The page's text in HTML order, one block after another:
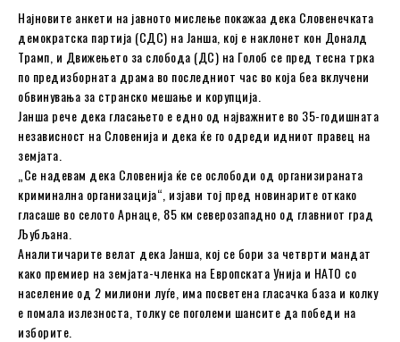
Најновите анкети на јавното мислење покажаа дека Словенечката
демократска партија (СДС) на Јанша, кој е наклонет кон Доналд
Трамп, и Движењето за слобода (ДС) на Голоб се пред тесна трка
по предизборната драма во последниот час во која беа вклучени
обвинувања за странско мешање и корупција.
Јанша рече дека гласањето е едно од најважните во 35-годишната
независност на Словенија и дека ќе го одреди идниот правец на
земјата.
„Се надевам дека Словенија ќе се ослободи од организираната
криминална организација“, изјави тој пред новинарите откако
гласаше во селото Арнаце, 85 км северозападно од главниот град
Љубљана.
Аналитичарите велат дека Јанша, кој се бори за четврти мандат
како премиер на земјата-членка на Европската Унија и НАТО со
население од 2 милиони луѓе, има посветена гласачка база и колку
е помала излезноста, толку се поголеми шансите да победи на
изборите.